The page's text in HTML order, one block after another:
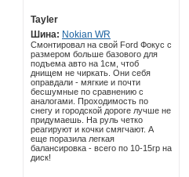
Tayler
Шина: Nokian WR
Смонтировал на свой Ford Фокус с
размером больше базового для
подъема авто на 1см, чтоб
днищем не чиркать. Они себя
оправдали - мягкие и почти
бесшумные по сравнению с
аналогами. Проходимость по
снегу и городской дороге лучше не
придумаешь. На руль четко
реагируют и кочки смягчают. А
еще поразила легкая
балансировка - всего по 10-15гр на
диск!